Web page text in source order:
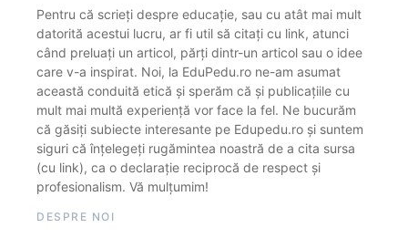
Pentru că scrieți despre educație, sau cu atât mai mult
datorită acestui lucru, ar fi util să citați cu link, atunci
când preluați un articol, părți dintr-un articol sau o idee
care v-a inspirat. Noi, la EduPedu.ro ne-am asumat
această conduită etică și sperăm că și publicațiile cu
mult mai multă experiență vor face la fel. Ne bucurăm
că găsiți subiecte interesante pe Edupedu.ro și suntem
siguri că înțelegeți rugămintea noastră de a cita sursa
(cu link), ca o declarație reciprocă de respect și
profesionalism. Vă mulțumim!
DESPRE NOI